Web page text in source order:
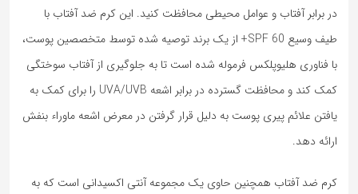
در برابر آفتاب و عوامل محیطی محافظت کنید. این کرم ضد آفتاب با
طیف وسیع SPF 60+ از یک برند توصیه شده توسط متخصصین پوست،
با فناوری هلیوپلکس فرموله شده است تا به جلوگیری از آفتاب سوختگی
کمک کند و محافظت گسترده در برابر اشعه UVA/UVB را برای کمک به
یافتن علائم پیری پوست به دلیل قرار گرفتن در معرض اشعه ماوراء بنفش
ارائه دهد.
کرم ضد آفتاب همچنین حاوی یک مجموعه آنتی اکسیدانی است که به